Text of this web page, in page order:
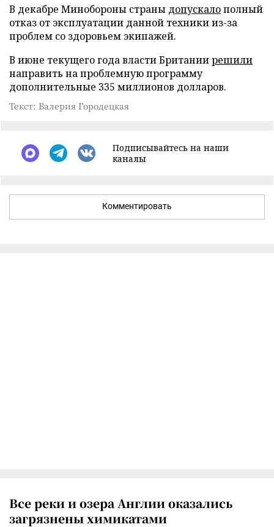
В декабре Минобороны страны допускалополный
отказ от эксплуатации данной техники из-за
проблем со здоровьем экипажей.
В июне текущего года власти Британиирешили
направить на проблемную программу
дополнительные 335 миллионов долларов.
Текст: Валерия Городецкая
Подписывайтесь на наши
каналы
Комментировать
Все реки и озера Англии оказались
загрязнены химикатами